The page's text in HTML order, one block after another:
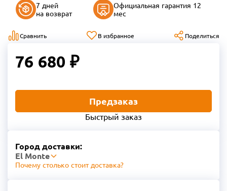
7 дней
на возврат
Официальная гарантия 12
мес
Сравнить В избранное Поделиться
76 680 ₽
Предзаказ
Быстрый заказ
Город доставки:
El Monte
Почему столько стоит доставка?